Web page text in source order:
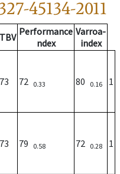
45134-2011
TBV Performance
ndex
Varroa-
index
73 72 0.33 80 0.16 1
73 79 0.58 72 0.28 1